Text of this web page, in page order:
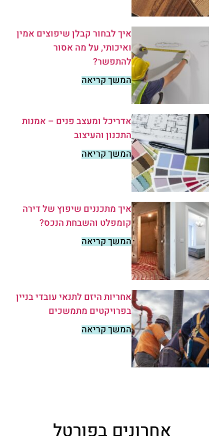
איך לבחור קבלן שיפוצים אמין
ואיכותי, על מה אסור
להתפשר?
המשך קריאה
אדריכל ומעצב פנים – אמנות
התכנון והעיצוב
המשך קריאה
איך מתכננים שיפוץ של דירה
קומפלט והשבחת הנכס?
המשך קריאה
אחריות היזם לתנאי עובדי בניין
בפרויקטים מתמשכים
המשך קריאה